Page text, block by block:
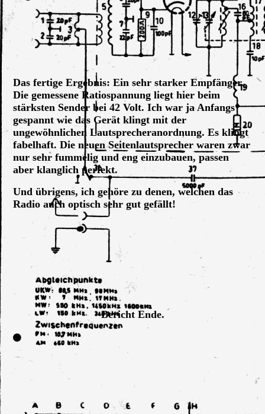
Whiskers
Whiskers, Nahansicht
Das fertige Ergebnis: Ein sehr starker Empfänger.
Die gemessene Ratiospannung liegt hier beim
stärksten Sender bei 42 Volt. Ich war ja Anfangs
gespannt wie das Gerät klingt mit der
ungewöhnlichen Lautsprecheranordnung. Es klingt
fabelhaft. Die neuen Seitenlautsprecher waren zwar
nur sehr fummelig und eng einzubauen, passen
aber klanglich perfekt.
Und übrigens, ich gehöre zu denen, welchen das
Radio auch optisch sehr gut gefällt!
Grundig 3090_56
Grundig 3090_56, oben
Grundig 3090_56, Rückwand
Grundig 3090_56, Innenansicht
Bericht Ende.